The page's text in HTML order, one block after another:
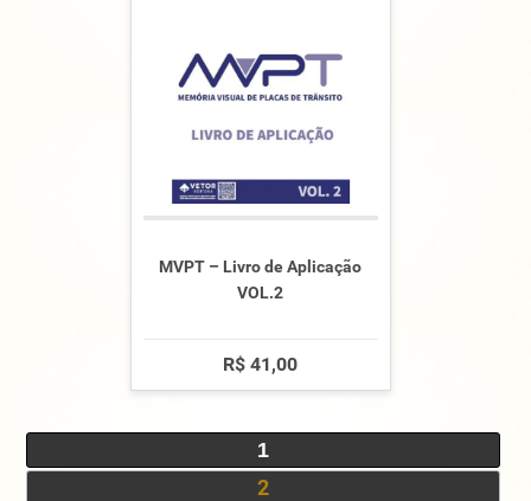
MVPT – Livro de Aplicação
VOL.2
R$ 41,00
1
2